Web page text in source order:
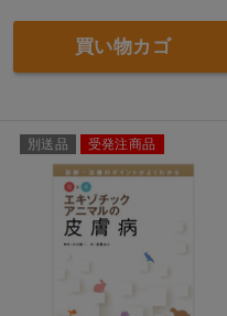
買い物カゴ
別送品 受発注商品